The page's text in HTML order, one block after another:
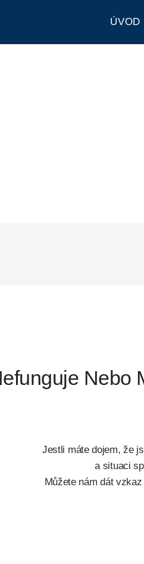
ÚVOD
Nebo
Jestli máte dojem, že
a situaci
Můžete nám dát